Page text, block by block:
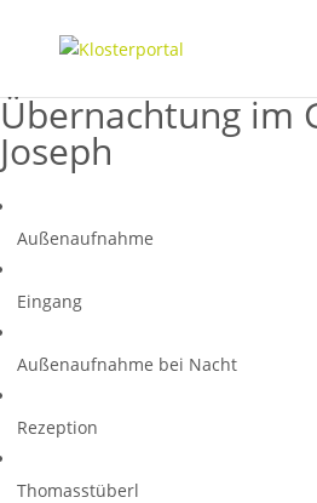
Übernachtung im
Joseph
Außenaufnahme
Eingang
Außenaufnahme bei Nacht
Rezeption
Thomasstüberl